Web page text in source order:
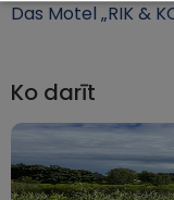
Das Motel „RIK &
Ko darīt